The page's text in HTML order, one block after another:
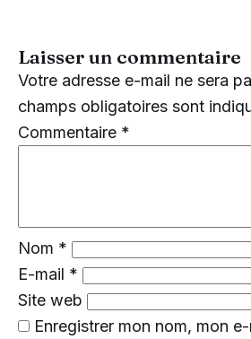
Laisser un commentaire
Votre adresse e-mail ne sera
champs obligatoires sont
Commentaire *
Nom *
E-mail *
Site web
Enregistrer mon nom, mon